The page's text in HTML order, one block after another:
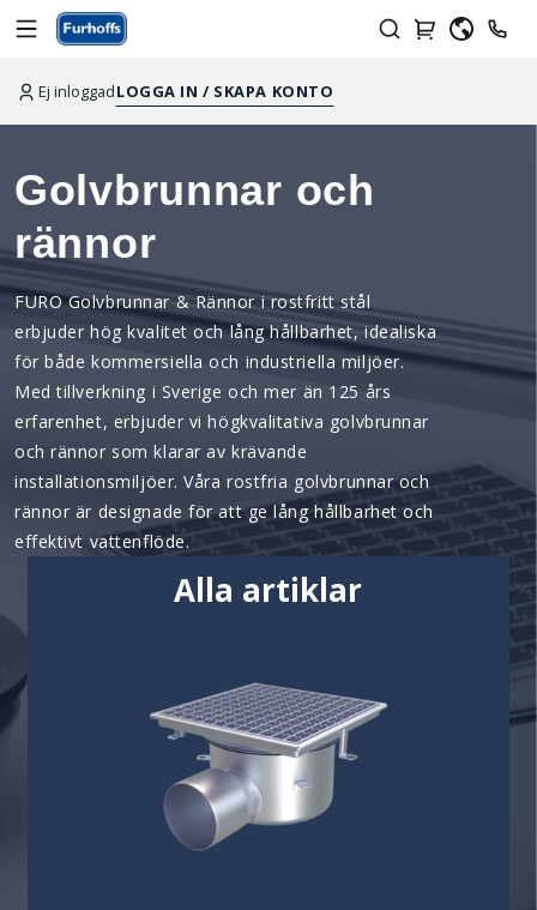
Ej inloggadLOGGA IN / SKAPA KONTO
Golvbrunnar och
rännor
FURO Golvbrunnar & Rännor i rostfritt stål
erbjuder hög kvalitet och lång hållbarhet, idealiska
för både kommersiella och industriella miljöer.
Med tillverkning i Sverige och mer än 125 års
erfarenhet, erbjuder vi högkvalitativa golvbrunnar
och rännor som klarar av krävande
installationsmiljöer. Våra rostfria golvbrunnar och
rännor är designade för att ge lång hållbarhet och
effektivt vattenflöde.
Alla artiklar